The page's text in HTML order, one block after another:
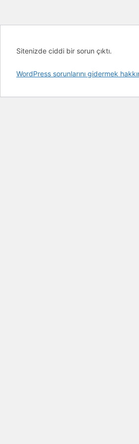
Sitenizde ciddi bir sorun çıktı.
WordPress sorunlarını gidermek